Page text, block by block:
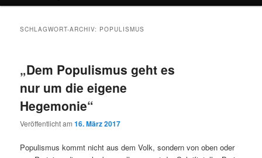
SCHLAGWORT-ARCHIV: POPULISMUS
„Dem Populismus geht es
nur um die eigene
Hegemonie“
Veröffentlicht am16. März 2017
Populismus kommt nicht aus dem Volk, sondern von oben oder